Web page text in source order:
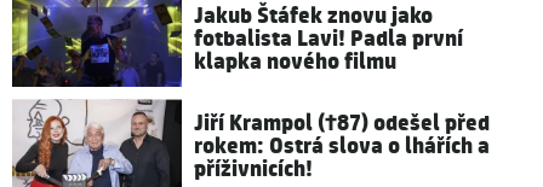
Jakub Štáfek znovu jako
fotbalista Lavi! Padla první
klapka nového filmu
Jiří Krampol (†87) odešel před
rokem: Ostrá slova o lhářích a
příživnicích!